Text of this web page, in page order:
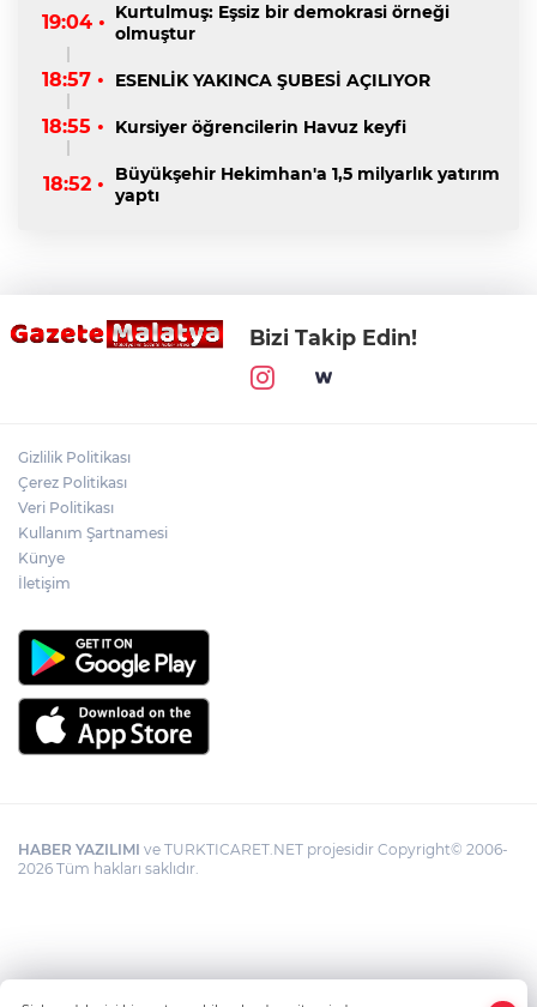
19:04 • Kurtulmuş: Eşsiz bir demokrasi örneği
olmuştur
18:57 • ESENLİK YAKINCA ŞUBESİ AÇILIYOR
18:55 • Kursiyer öğrencilerin Havuz keyfi
18:52 •
Büyükşehir Hekimhan'a 1,5 milyarlık yatırım
yaptı
Bizi Takip Edin!
Gizlilik Politikası
Çerez Politikası
Veri Politikası
Kullanım Şartnamesi
Künye
İletişim
HABER YAZILIMI ve TURKTICARET.NET projesidir Copyright© 2006-
2026 Tüm hakları saklıdır.